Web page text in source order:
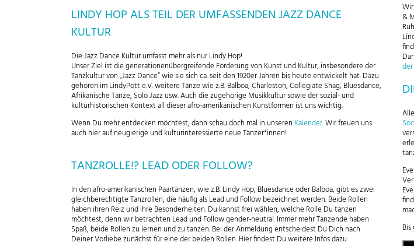
LINDY HOP ALS TEIL DER UMFASSENDEN JAZZ DANCE
KULTUR
Die Jazz Dance Kultur umfasst mehr als nur Lindy Hop!
Unser Ziel ist die generationenübergreifende Förderung von Kunst und Kultur, insbesondere der
Tanzkultur von „Jazz Dance“ wie sie sich ca. seit den 1920er Jahren bis heute entwickelt hat. Dazu
gehören im LindyPott e.V. weitere Tänze wie z.B. Balboa, Charleston, Collegiate Shag, Bluesdance,
Afrikanische Tänze, Solo Jazz usw. Auch die zugehörige Musikkultur sowie der sozial- und
kulturhistorischen Kontext all dieser afro-amerikanischen Kunstformen ist uns wichtig.
Wenn Du mehr entdecken möchtest, dann schau doch mal in unseren Kalender. Wir freuen uns
auch hier auf neugierige und kulturinteressierte neue Tänzer*innen!
TANZROLLE!? LEAD ODER FOLLOW?
In den afro-amerikanischen Paartänzen, wie z.B. Lindy Hop, Bluesdance oder Balboa, gibt es zwei
gleichberechtigte Tanzrollen, die häufig als Lead und Follow bezeichnet werden. Beide Rollen
haben ihren Reiz und ihre Besonderheiten. Du kannst frei wählen, welche Rolle Du tanzen
möchtest, denn wir betrachten Lead und Follow gender-neutral. Immer mehr Tanzende haben
Spaß, beide Rollen zu lernen und zu tanzen. Bei der Anmeldung entscheidest Du Dich nach
Deiner Vorliebe zunächst für eine der beiden Rollen. Hier findest Du weitere Infos dazu:
&